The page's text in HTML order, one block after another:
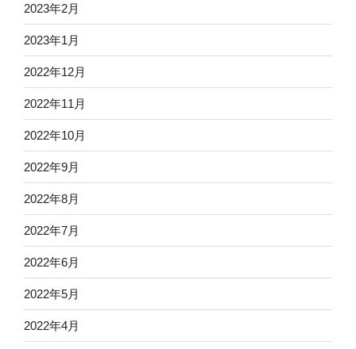
2023年2月
2023年1月
2022年12月
2022年11月
2022年10月
2022年9月
2022年8月
2022年7月
2022年6月
2022年5月
2022年4月